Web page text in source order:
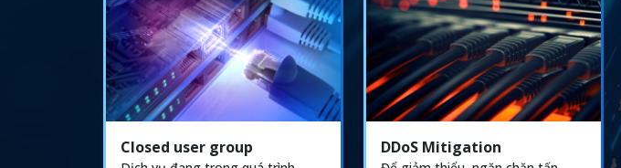
Closed user group DDoS Mitigation